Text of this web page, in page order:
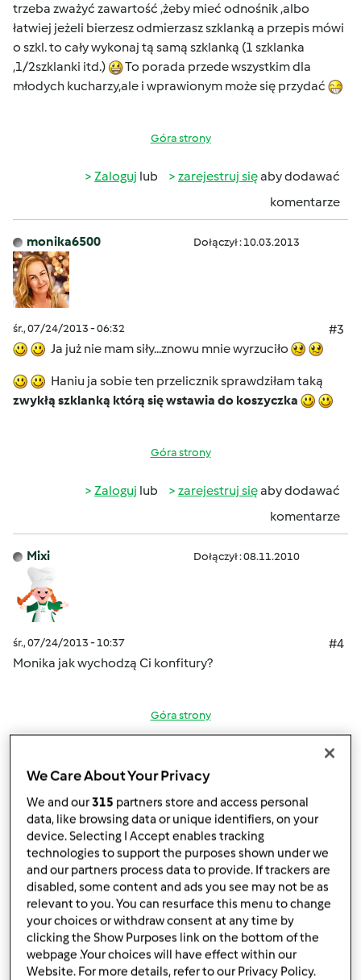
trzeba zważyć zawartość ,żeby mieć odnośnik ,albo
łatwiej jeżeli bierzesz odmierzasz szklanką a przepis mówi
o szkl. to cały wykonaj tą samą szklanką (1 szklanka
,1/2szklanki itd.)
To porada przede wszystkim dla
młodych kucharzy,ale i wprawionym może się przydać
Góra strony
Zaloguj lub zarejestruj sięaby dodawać
komentarze
monika6500 Dołączył : 10.03.2013
śr., 07/24/2013 - 06:32
#3
Ja już nie mam siły...znowu mnie wyrzuciło
Haniu ja sobie ten przelicznik sprawdziłam taką
zwykłą szklanką którą się wstawia do koszyczka
Góra strony
Zaloguj lub zarejestruj sięaby dodawać
komentarze
Mixi Dołączył : 08.11.2010
śr., 07/24/2013 - 10:37
#4
Monika jak wychodzą Ci konfitury?
Góra strony
aby dodawać
monika6500 Dołączył : 10.03.2013
śr., 07/24/2013 - 10:44
#5
Mixi wszystko jest ok , chodź w tym roku bardziej się
nastawiłam na soki,a jeżeli chodzi o konfitury i dżemy
uzupełniam braki ponieważ mam jeszcze z zeszłego roku.
We Care About Your Privacy
We and our315 partners store and access personal
data, like browsing data or unique identifiers, on your
device. Selecting I Accept enables tracking
technologies to support the purposes shown under we
and our partners process data to provide. If trackers are
disabled, some content and ads you see may not be as
relevant to you. You can resurface this menu to change
your choices or withdraw consent at any time by
clicking the Show Purposes link on the bottom of the
webpage .Your choices will have effect within our
Website. For more details, refer to our Privacy Policy.